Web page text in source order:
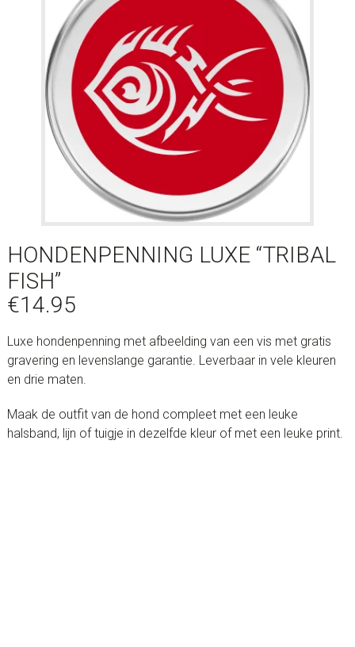
HONDENPENNING LUXE “TRIBAL
FISH”
€14.95
Luxe hondenpenning met afbeelding van een vis met gratis
gravering en levenslange garantie. Leverbaar in vele kleuren
en drie maten.
Maak de outfit van de hond compleet met een leuke
halsband, lijn of tuigje in dezelfde kleur of met een leuke print.